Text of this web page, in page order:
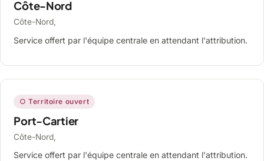
Côte-Nord
Côte-Nord,
Service offert par l'équipe centrale en attendant l'attribution.
○ Territoire ouvert
Port-Cartier
Côte-Nord,
Service offert par l'équipe centrale en attendant l'attribution.